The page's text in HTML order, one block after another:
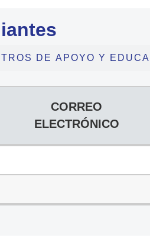
DE APOYO Y
CORREO
ELECTRÓNICO
ELECTRÓNICO